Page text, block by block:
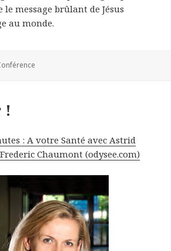
message brûlant de Jésus
au monde.
!
: A votre Santé avec Astrid
Chaumont (odysee.com)